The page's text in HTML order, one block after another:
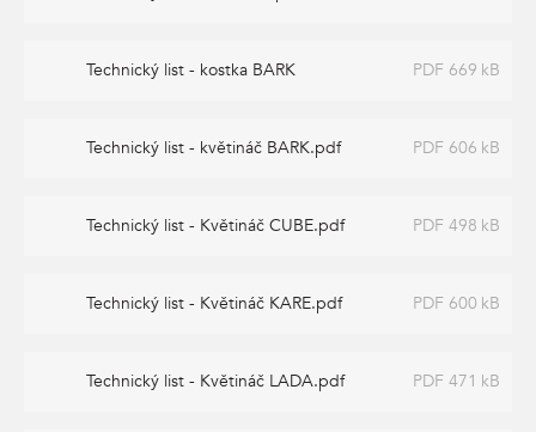
Technický list - kostka BARK PDF 669 kB
Technický list - květináč BARK.pdf PDF 606 kB
Technický list - Květináč CUBE.pdf PDF 498 kB
Technický list - Květináč KARE.pdf PDF 600 kB
Technický list - Květináč LADA.pdf PDF 471 kB